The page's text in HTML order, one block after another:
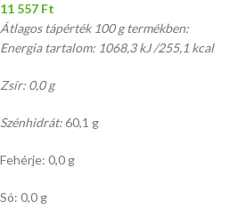
11 557 Ft
Átlagos tápérték 100 g termékben:
Energia tartalom: 1068,3 kJ /255,1 kcal
Zsír: 0,0 g
Szénhidrát:60,1 g
Fehérje: 0,0 g
Só: 0,0 g